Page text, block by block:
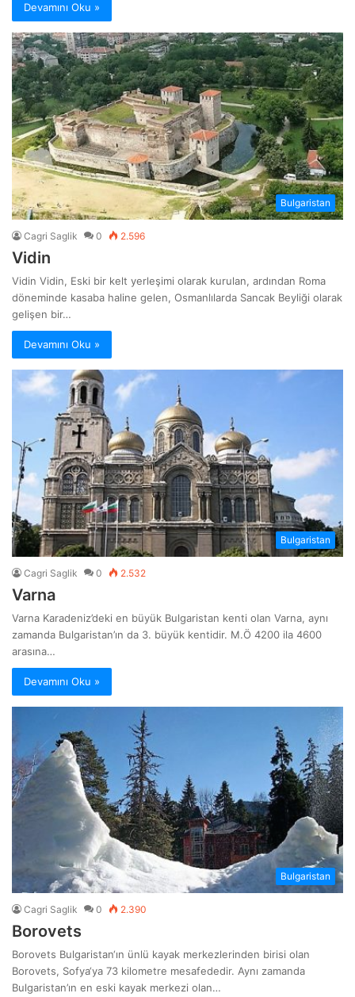
Devamını Oku »
Bulgaristan
Cagri Saglik 0 2.596
Vidin
Vidin Vidin, Eski bir kelt yerleşimi olarak kurulan, ardından Roma
döneminde kasaba haline gelen, Osmanlılarda Sancak Beyliği olarak
gelişen bir…
Devamını Oku »
Bulgaristan
Cagri Saglik 0 2.532
Varna
Varna Karadeniz’deki en büyük Bulgaristan kenti olan Varna, aynı
zamanda Bulgaristan’ın da 3. büyük kentidir. M.Ö 4200 ila 4600
arasına…
Devamını Oku »
Bulgaristan
Cagri Saglik 0 2.390
Borovets
Borovets Bulgaristan‘ın ünlü kayak merkezlerinden birisi olan
Borovets, Sofya‘ya 73 kilometre mesafededir. Aynı zamanda
Bulgaristan’ın en eski kayak merkezi olan…